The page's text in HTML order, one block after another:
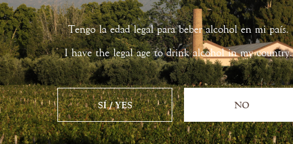
Tengo la edad legal para beber alcohol en mi país.
I have the legal age to drink alcohol in my country.
SÍ / YES NO